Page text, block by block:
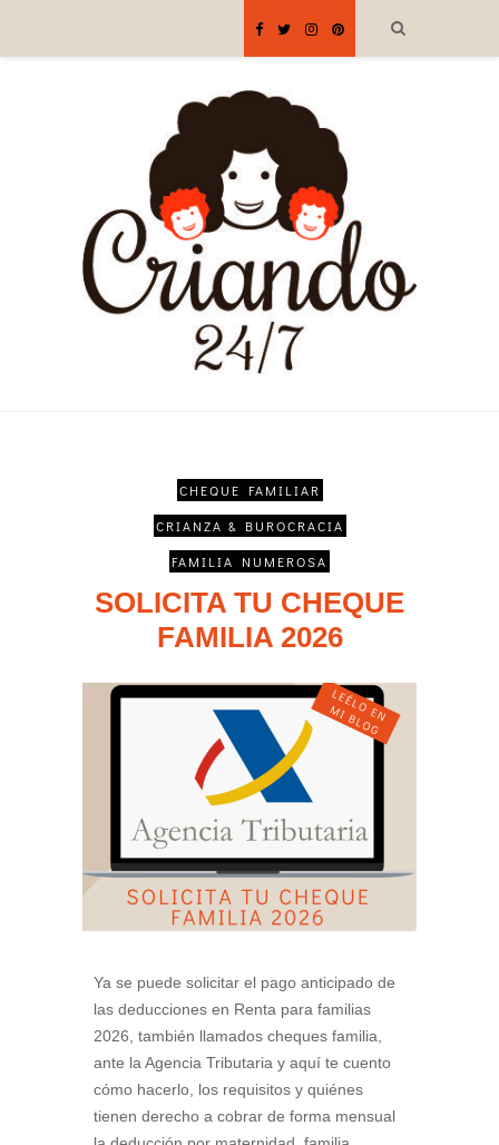
CHEQUE FAMILIAR
CRIANZA & BUROCRACIA
FAMILIA NUMEROSA
SOLICITA TU CHEQUE
FAMILIA 2026
Ya se puede solicitar el pago anticipado de
las deducciones en Renta para familias
2026, también llamados cheques familia,
ante la Agencia Tributaria y aquí te cuento
cómo hacerlo, los requisitos y quiénes
tienen derecho a cobrar de forma mensual